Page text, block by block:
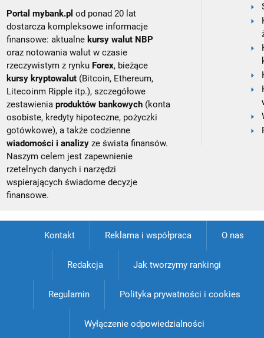
Portal mybank.pl od ponad 20 lat
dostarcza kompleksowe informacje
finansowe: aktualne kursy walut NBP
oraz notowania walut w czasie
rzeczywistym z rynku Forex, bieżące
kursy kryptowalut (Bitcoin, Ethereum,
Litecoinm Ripple itp.), szczegółowe
zestawieniaproduktów bankowych (konta
osobiste, kredyty hipoteczne, pożyczki
gotówkowe), a także codzienne
wiadomości i analizy ze świata finansów.
Naszym celem jest zapewnienie
rzetelnych danych i narzędzi
wspierających świadome decyzje
finansowe.
Kontakt Reklama i współpraca O nas
Redakcja Jak tworzymy rankingi
Regulamin Polityka prywatności i cookies
Wyłączenie odpowiedzialności